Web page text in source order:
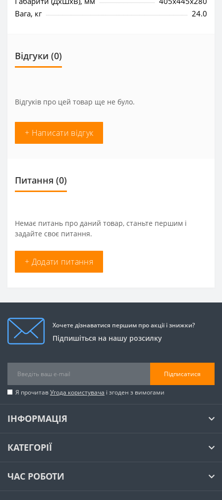
Вага, кг
24.0
Відгуки (0)
Відгуків про цей товар ще не було.
+ Написати відгук
Питання (0)
Немає питань про даний товар, станьте першим і
задайте своє питання.
+ Додати питання
Хочете дізнаватися першим про акції і знижки?
Підпишіться на нашу розсилку
Підписатися
Я прочитавУгода користувача і згоден з вимогами
ІНФОРМАЦІЯ
КАТЕГОРІЇ
ЧАС РОБОТИ